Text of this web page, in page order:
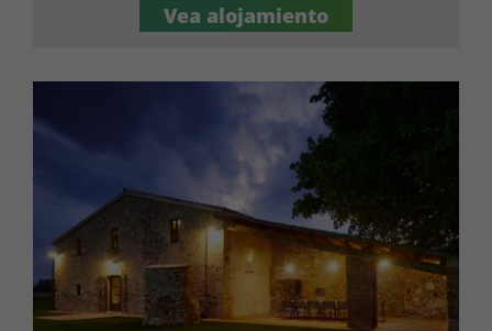
Vea alojamiento